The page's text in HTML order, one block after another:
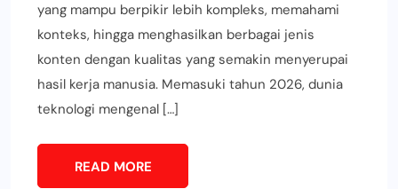
yang mampu berpikir lebih kompleks, memahami
konteks, hingga menghasilkan berbagai jenis
konten dengan kualitas yang semakin menyerupai
hasil kerja manusia. Memasuki tahun 2026, dunia
teknologi mengenal […]
READ MORE